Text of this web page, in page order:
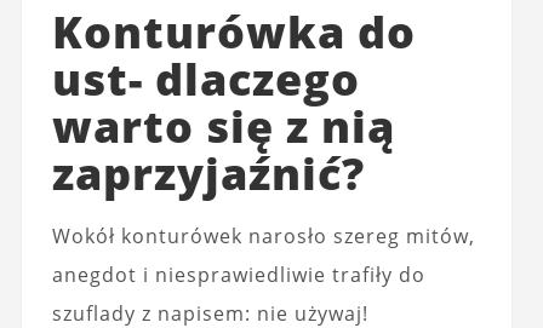
Konturówka do
ust- dlaczego
warto się z nią
zaprzyjaźnić?
Wokół konturówek narosło szereg mitów,
anegdot i niesprawiedliwie trafiły do
szuflady z napisem: nie używaj!